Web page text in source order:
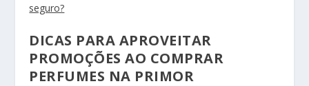
seguro?
DICAS PARA APROVEITAR
PROMOÇÕES AO COMPRAR
PERFUMES NA PRIMOR